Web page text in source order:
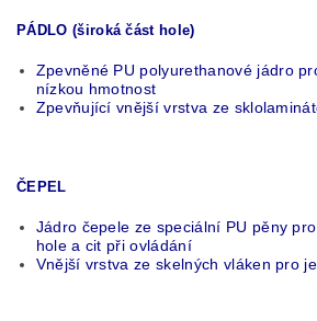
PÁDLO (široká část hole)
Zpevněné PU polyurethanové jádro
nízkou hmotnost
Zpevňující vnější vrstva ze
ČEPEL
Jádro čepele ze speciální PU pěny
hole a cit při ovládání
Vnější vrstva ze skelných vláken pro